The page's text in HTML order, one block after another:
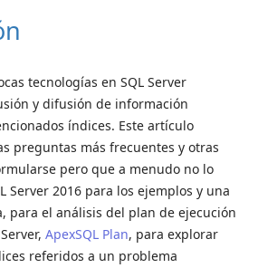
tecnologías en SQL Server
y difusión de información
índices. Este artículo
preguntas más frecuentes y otras
pero que a menudo no lo
Server 2016 para los ejemplos y una
para el análisis del plan de ejecución
ApexSQL Plan, para explorar
referidos a un problema